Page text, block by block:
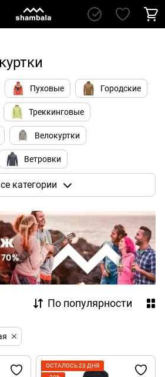
Пуховые Городские
Треккинговые
Велокуртки
Ветровки
Soft Shell
категории
По популярности
ОСТАЛОСЬ 23 ДНЯ